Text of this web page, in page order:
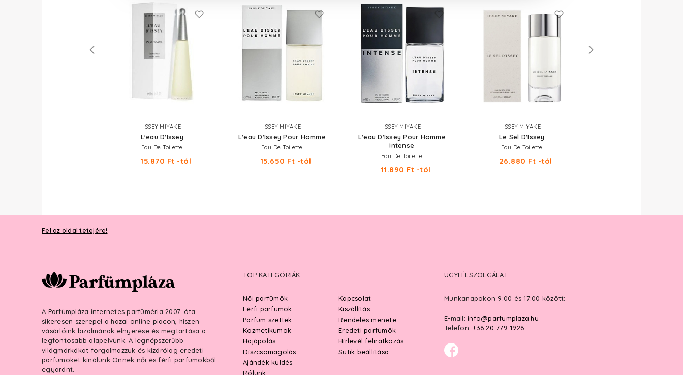
ISSEY MIYAKE
L'eau D'Issey
Eau De Toilette
15.870 Ft -tól
ISSEY MIYAKE
L'eau D'Issey Pour Homme
Eau De Toilette
15.650 Ft -tól
ISSEY MIYAKE
L'eau D'Issey Pour Homme
Intense
Eau De Toilette
11.890 Ft -tól
ISSEY MIYAKE
Le Sel D'Issey
Eau De Toilette
26.880 Ft -tól
Fel az oldal tetejére!
A Parfümpláza internetes parfüméria 2007. óta
sikeresen szerepel a hazai online piacon, hiszen
vásárlóink bizalmának elnyerése és megtartása a
legfontosabb alapelvünk. A legnépszerűbb
világmárkákat forgalmazzuk és kizárólag eredeti
parfümöket kínálunk Önnek női és férfi parfümökből
egyaránt.
TOP KATEGÓRIÁK
Női parfümök
Férfi parfümök
Parfüm szettek
Kozmetikumok
Hajápolás
Díszcsomagolás
Ajándék küldés
Rólunk
Kapcsolat
Kiszállítás
Rendelés menete
Eredeti parfümök
Hírlevél feliratkozás
Sütik beállítása
ÜGYFÉLSZOLGÁLAT
Munkanapokon 9:00 és 17:00 között:
E-mail: info@parfumplaza.hu
Telefon: +36 20 779 1926